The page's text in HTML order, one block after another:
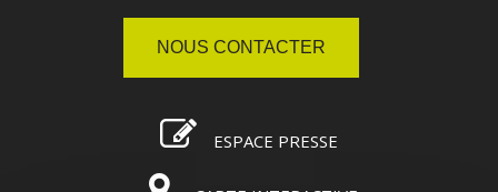
NOUS CONTACTER
ESPACE PRESSE